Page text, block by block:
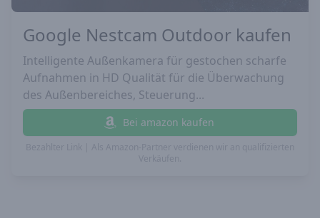
Google Nestcam Outdoor kaufen
Intelligente Außenkamera für gestochen scharfe
Aufnahmen in HD Qualität für die Überwachung
des Außenbereiches, Steuerung...
Bei amazon kaufen